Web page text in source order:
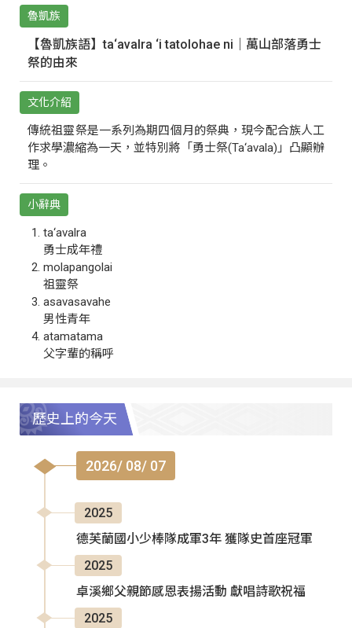
魯凱族
【魯凱族語】ta‘avalra ‘i tatolohae ni｜萬山部落勇士
祭的由來
文化介紹
傳統祖靈祭是一系列為期四個月的祭典，現今配合族人工
作求學濃縮為一天，並特別將「勇士祭(Ta‘avala)」凸顯辦
理。
小辭典
ta‘avalra
勇士成年禮
molapangolai
祖靈祭
asavasavahe
男性青年
atamatama
父字輩的稱呼
歷史上的今天
2026/ 08/ 07
2025
德芙蘭國小少棒隊成軍3年 獲隊史首座冠軍
2025
卓溪鄉父親節感恩表揚活動 獻唱詩歌祝福
2025